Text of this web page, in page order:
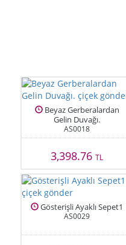
Beyaz Gerberalardan
Gelin Duvağı.
AS0018
3,398.76TL
Gösterişli Ayaklı Sepet1
AS0029